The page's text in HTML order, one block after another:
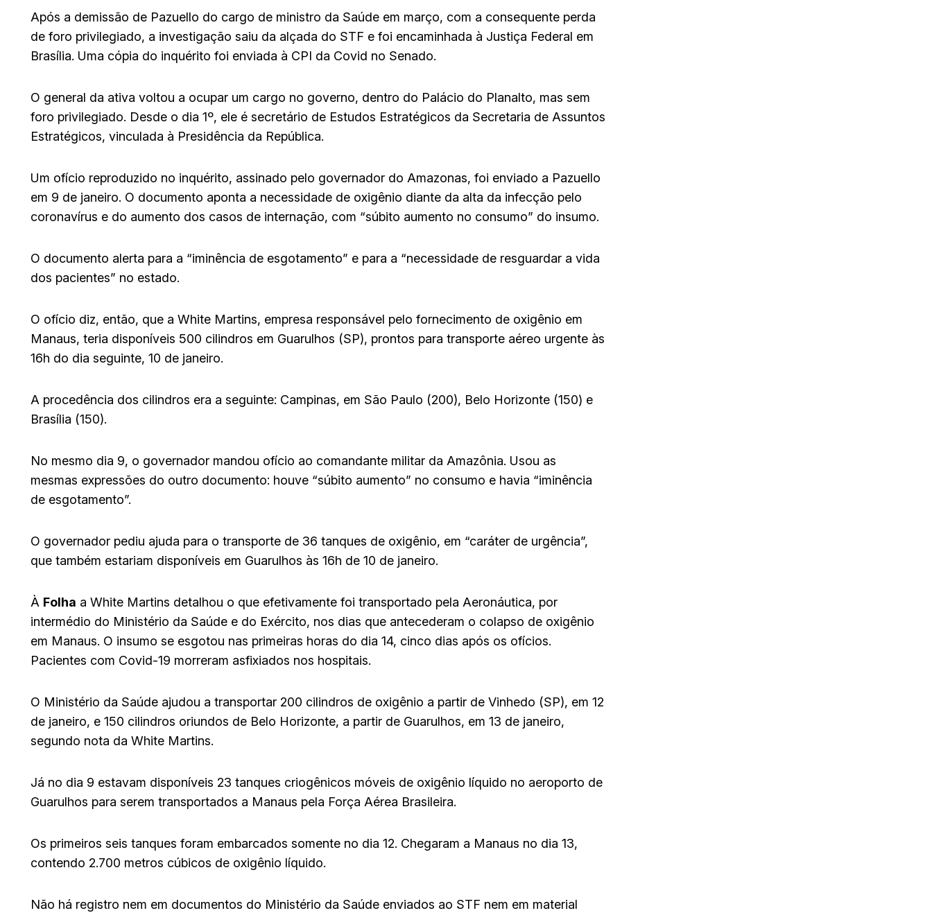
Após a demissão de Pazuello do cargo de ministro da Saúde em março, com a consequente perda
de foro privilegiado, a investigação saiu da alçada do STF e foi encaminhada à Justiça Federal em
Brasília. Uma cópia do inquérito foi enviada à CPI da Covid no Senado.
O general da ativa voltou a ocupar um cargo no governo, dentro do Palácio do Planalto, mas sem
foro privilegiado. Desde o dia 1º, ele é secretário de Estudos Estratégicos da Secretaria de Assuntos
Estratégicos, vinculada à Presidência da República.
Um ofício reproduzido no inquérito, assinado pelo governador do Amazonas, foi enviado a Pazuello
em 9 de janeiro. O documento aponta a necessidade de oxigênio diante da alta da infecção pelo
coronavírus e do aumento dos casos de internação, com “súbito aumento no consumo” do insumo.
O documento alerta para a “iminência de esgotamento” e para a “necessidade de resguardar a vida
dos pacientes” no estado.
O ofício diz, então, que a White Martins, empresa responsável pelo fornecimento de oxigênio em
Manaus, teria disponíveis 500 cilindros em Guarulhos (SP), prontos para transporte aéreo urgente às
16h do dia seguinte, 10 de janeiro.
A procedência dos cilindros era a seguinte: Campinas, em São Paulo (200), Belo Horizonte (150) e
Brasília (150).
No mesmo dia 9, o governador mandou ofício ao comandante militar da Amazônia. Usou as
mesmas expressões do outro documento: houve “súbito aumento” no consumo e havia “iminência
de esgotamento”.
O governador pediu ajuda para o transporte de 36 tanques de oxigênio, em “caráter de urgência”,
que também estariam disponíveis em Guarulhos às 16h de 10 de janeiro.
À Folha a White Martins detalhou o que efetivamente foi transportado pela Aeronáutica, por
intermédio do Ministério da Saúde e do Exército, nos dias que antecederam o colapso de oxigênio
em Manaus. O insumo se esgotou nas primeiras horas do dia 14, cinco dias após os ofícios.
Pacientes com Covid-19 morreram asfixiados nos hospitais.
O Ministério da Saúde ajudou a transportar 200 cilindros de oxigênio a partir de Vinhedo (SP), em 12
de janeiro, e 150 cilindros oriundos de Belo Horizonte, a partir de Guarulhos, em 13 de janeiro,
segundo nota da White Martins.
Já no dia 9 estavam disponíveis 23 tanques criogênicos móveis de oxigênio líquido no aeroporto de
Guarulhos para serem transportados a Manaus pela Força Aérea Brasileira.
Os primeiros seis tanques foram embarcados somente no dia 12. Chegaram a Manaus no dia 13,
contendo 2.700 metros cúbicos de oxigênio líquido.
Não há registro nem em documentos do Ministério da Saúde enviados ao STF nem em material